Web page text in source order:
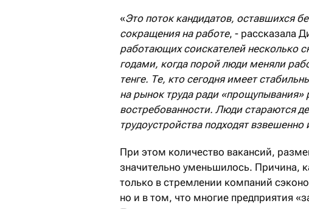
«Это поток кандидатов, оставшихся
сокращения на работе, - рассказала
работающих соискателей несколько
годами, когда порой люди меняли
тенге. Те, кто сегодня имеет
на рынок труда ради «прощупывания»
востребованности. Люди стараются
трудоустройства подходят
При этом количество вакансий,
значительно уменьшилось. Причина,
только в стремлении компаний
но и в том, что многие предприятия